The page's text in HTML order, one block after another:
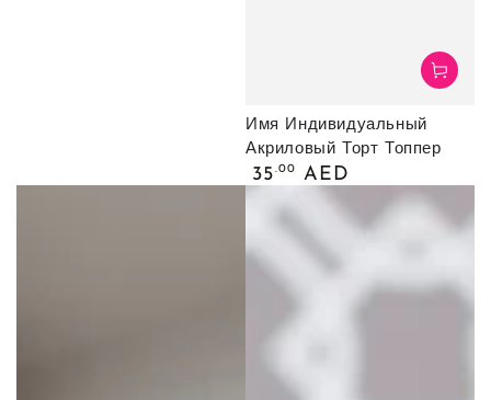
Имя Индивидуальный
Акриловый Торт Топпер
Обычная
цена
35.00 AED